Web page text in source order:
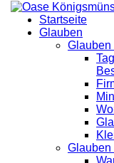
Startseite
Glauben
Glauben
Glauben